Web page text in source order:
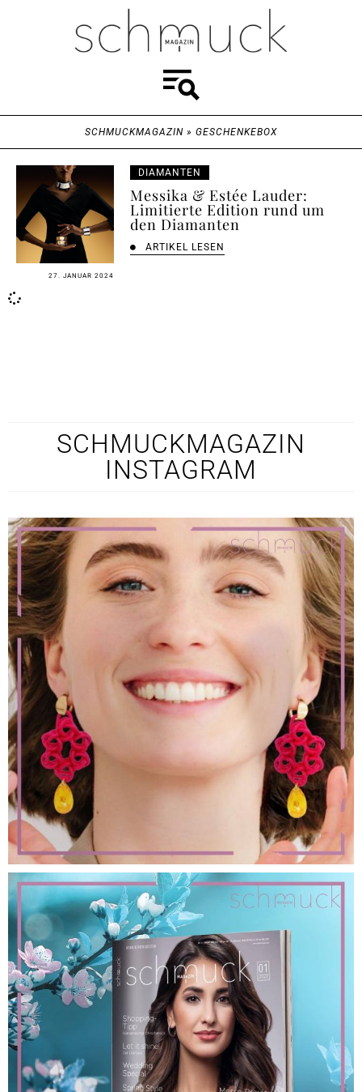
SCHMUCKMAGAZIN » GESCHENKEBOX
27. JANUAR 2024
DIAMANTEN
Messika & Estée Lauder:
Limitierte Edition rund um
den Diamanten
ARTIKEL LESEN
SCHMUCKMAGAZIN
INSTAGRAM